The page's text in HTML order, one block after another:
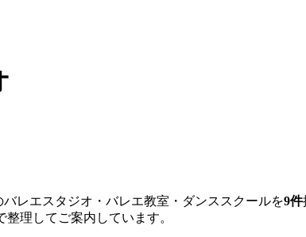
バレエスタジオ・バレエ教室・ダンススクールを9件
理してご案内しています。